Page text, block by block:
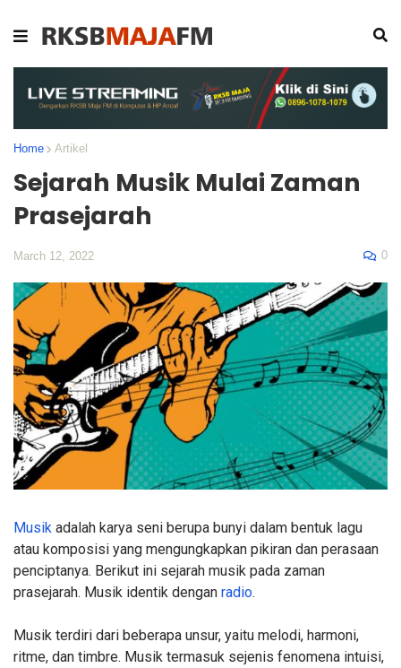
Home Artikel
Sejarah Musik Mulai Zaman
Prasejarah
March 12, 2022 0
Musik adalah karya seni berupa bunyi dalam bentuk lagu
atau komposisi yang mengungkapkan pikiran dan perasaan
penciptanya. Berikut ini sejarah musik pada zaman
prasejarah. Musik identik dengan radio.
Musik terdiri dari beberapa unsur, yaitu melodi, harmoni,
ritme, dan timbre. Musik termasuk sejenis fenomena intuisi,